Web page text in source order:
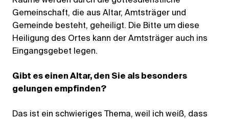
Gemeinschaft, die aus Altar, Amtsträger und
Gemeinde besteht, geheiligt. Die Bitte um diese
Heiligung des Ortes kann der Amtsträger auch ins
Eingangsgebet legen.
Gibt es einen Altar, den Sie als besonders
gelungen empﬁnden?
Das ist ein schwieriges Thema, weil ich weiß, dass